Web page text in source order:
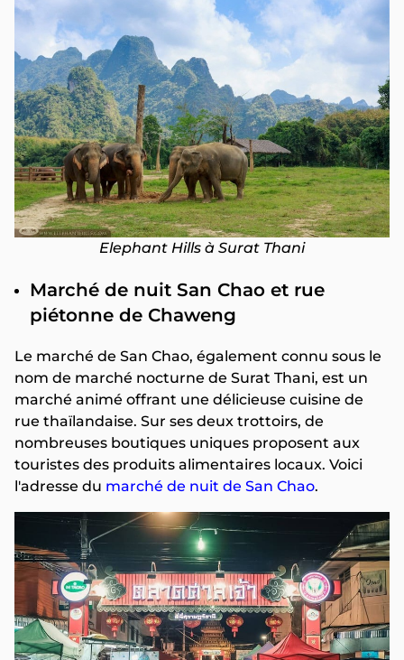
Elephant Hills à Surat Thani
Marché de nuit San Chao et rue
piétonne de Chaweng
Le marché de San Chao, également connu sous le
nom de marché nocturne de Surat Thani, est un
marché animé offrant une délicieuse cuisine de
rue thaïlandaise. Sur ses deux trottoirs, de
nombreuses boutiques uniques proposent aux
touristes des produits alimentaires locaux. Voici
l'adresse du marché de nuit de San Chao.